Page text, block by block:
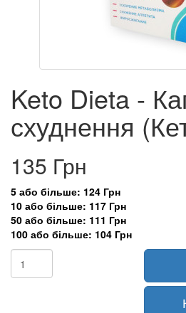
Keto Dieta -
схуднення
135 Грн
5 або більше: 124 Грн
10 або більше: 117 Грн
50 або більше: 111 Грн
100 або більше: 104 Грн